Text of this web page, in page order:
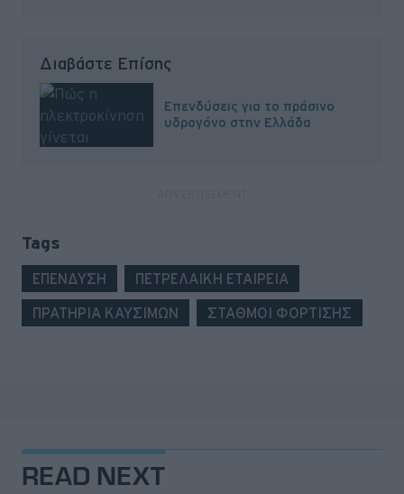
Διαβάστε Επίσης
Επενδύσεις για το πράσινο
υδρογόνο στην Ελλάδα
Tags
ΕΠΕΝΔΥΣΗ ΠΕΤΡΕΛΑΙΚΗ ΕΤΑΙΡΕΙΑ
ΠΡΑΤΗΡΙΑ ΚΑΥΣΙΜΩΝ ΣΤΑΘΜΟΙ ΦΟΡΤΙΣΗΣ
READ NEXT